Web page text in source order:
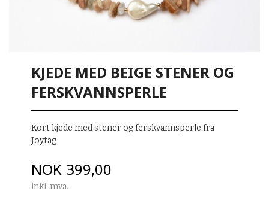
KJEDE MED BEIGE STENER OG
FERSKVANNSPERLE
Kort kjede med stener og ferskvannsperle fra
Joytag
Pris
NOK 399,00
inkl. mva.